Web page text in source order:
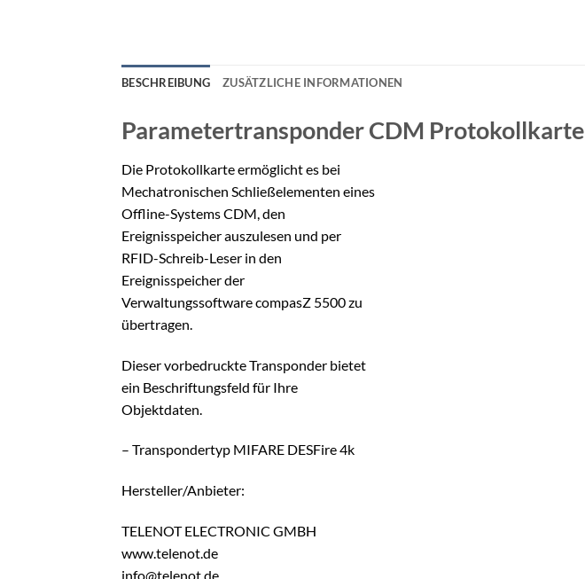
BESCHREIBUNG ZUSÄTZLICHE INFORMATIONEN
Parametertransponder CDM Protokollkarte
Die Protokollkarte ermöglicht es bei
Mechatronischen Schließelementen eines
Offline-Systems CDM, den
Ereignisspeicher auszulesen und per
RFID-Schreib-Leser in den
Ereignisspeicher der
Verwaltungssoftware compasZ 5500 zu
übertragen.
Dieser vorbedruckte Transponder bietet
ein Beschriftungsfeld für Ihre
Objektdaten.
– Transpondertyp MIFARE DESFire 4k
Hersteller/Anbieter:
TELENOT ELECTRONIC GMBH
www.telenot.de
info@telenot.de